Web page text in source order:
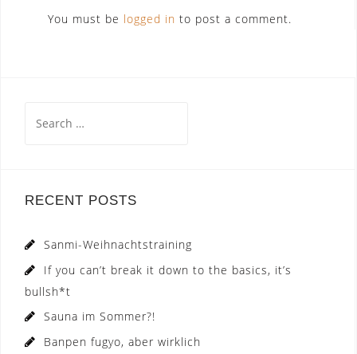
You must be logged in to post a comment.
for:
RECENT POSTS
Sanmi-Weihnachtstraining
If you can’t break it down to the basics, it’s
bullsh*t
Sauna im Sommer?!
Banpen fugyo, aber wirklich